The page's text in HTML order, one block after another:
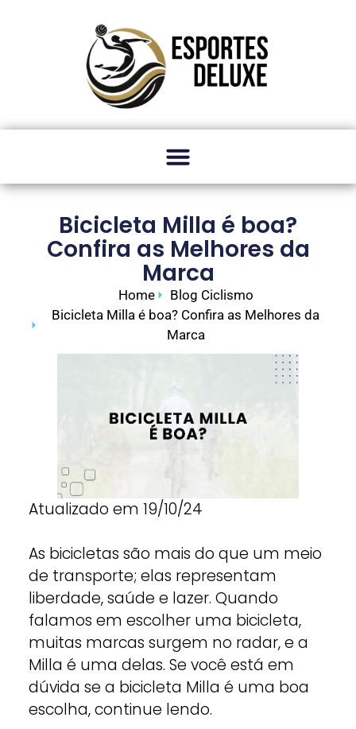
Bicicleta Milla é boa?
Confira as Melhores da
Marca
Home
Blog Ciclismo
Bicicleta Milla é boa? Confira as Melhores da
Marca
Atualizado em 19/10/24
As bicicletas são mais do que um meio
de transporte; elas representam
liberdade, saúde e lazer. Quando
falamos em escolher uma bicicleta,
muitas marcas surgem no radar, e a
Milla é uma delas. Se você está em
dúvida se a bicicleta Milla é uma boa
escolha, continue lendo.